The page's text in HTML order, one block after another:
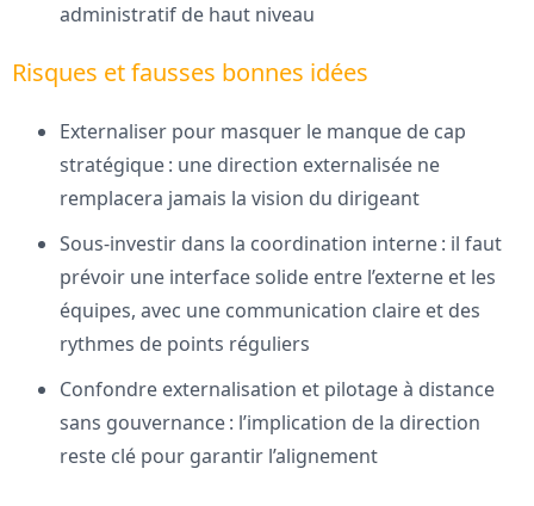
administratif de haut niveau
Risques et fausses bonnes idées
Externaliser pour masquer le manque de cap
stratégique : une direction externalisée ne
remplacera jamais la vision du dirigeant
Sous-investir dans la coordination interne : il faut
prévoir une interface solide entre l’externe et les
équipes, avec une communication claire et des
rythmes de points réguliers
Confondre externalisation et pilotage à distance
sans gouvernance : l’implication de la direction
reste clé pour garantir l’alignement